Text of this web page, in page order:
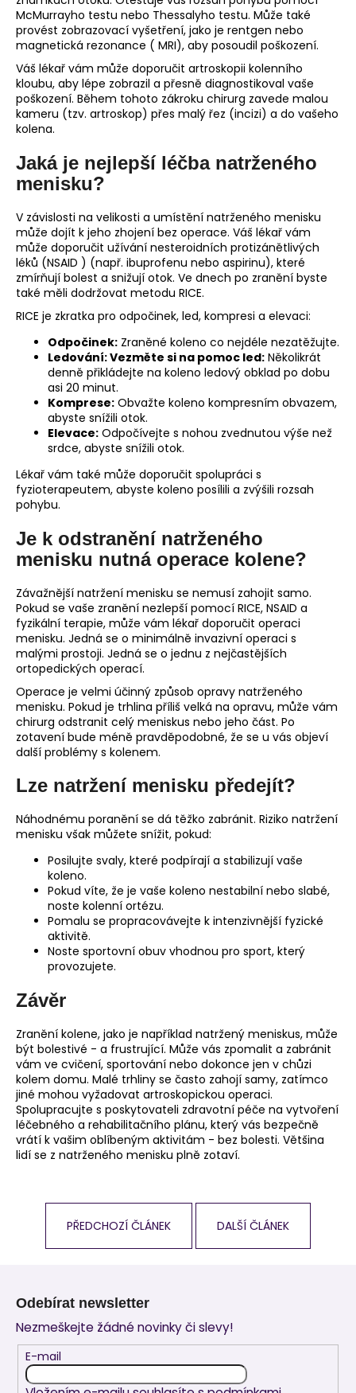
McMurrayho testu nebo Thessalyho testu. Může také
provést zobrazovací vyšetření, jako je rentgen nebo
magnetická rezonance ( MRI), aby posoudil poškození.
Váš lékař vám může doporučit artroskopii kolenního
kloubu, aby lépe zobrazil a přesně diagnostikoval vaše
poškození. Během tohoto zákroku chirurg zavede malou
kameru (tzv. artroskop) přes malý řez (incizi) a do vašeho
kolena.
Jaká je nejlepší léčba natrženého
menisku?
V závislosti na velikosti a umístění natrženého menisku
může dojít k jeho zhojení bez operace. Váš lékař vám
může doporučit užívání nesteroidních protizánětlivých
léků (NSAID ) (např. ibuprofenu nebo aspirinu), které
zmírňují bolest a snižují otok. Ve dnech po zranění byste
také měli dodržovat metodu RICE.
RICE je zkratka pro odpočinek, led, kompresi a elevaci:
Odpočinek: Zraněné koleno co nejdéle nezatěžujte.
Ledování: Vezměte si na pomoc led: Několikrát
denně přikládejte na koleno ledový obklad po dobu
asi 20 minut.
Komprese: Obvažte koleno kompresním obvazem,
abyste snížili otok.
Elevace: Odpočívejte s nohou zvednutou výše než
srdce, abyste snížili otok.
Lékař vám také může doporučit spolupráci s
fyzioterapeutem, abyste koleno posílili a zvýšili rozsah
pohybu.
Je k odstranění natrženého
menisku nutná operace kolene?
Závažnější natržení menisku se nemusí zahojit samo.
Pokud se vaše zranění nezlepší pomocí RICE, NSAID a
fyzikální terapie, může vám lékař doporučit operaci
menisku. Jedná se o minimálně invazivní operaci s
malými prostoji. Jedná se o jednu z nejčastějších
ortopedických operací.
Operace je velmi účinný způsob opravy natrženého
menisku. Pokud je trhlina příliš velká na opravu, může vám
chirurg odstranit celý meniskus nebo jeho část. Po
zotavení bude méně pravděpodobné, že se u vás objeví
další problémy s kolenem.
Lze natržení menisku předejít?
Náhodnému poranění se dá těžko zabránit. Riziko natržení
menisku však můžete snížit, pokud:
Posilujte svaly, které podpírají a stabilizují vaše
koleno.
Pokud víte, že je vaše koleno nestabilní nebo slabé,
noste kolenní ortézu.
Pomalu se propracovávejte k intenzivnější fyzické
aktivitě.
Noste sportovní obuv vhodnou pro sport, který
provozujete.
Závěr
Zranění kolene, jako je například natržený meniskus, může
být bolestivé - a frustrující. Může vás zpomalit a zabránit
vám ve cvičení, sportování nebo dokonce jen v chůzi
kolem domu. Malé trhliny se často zahojí samy, zatímco
jiné mohou vyžadovat artroskopickou operaci.
Spolupracujte s poskytovateli zdravotní péče na vytvoření
léčebného a rehabilitačního plánu, který vás bezpečně
vrátí k vašim oblíbeným aktivitám - bez bolesti. Většina
lidí se z natrženého menisku plně zotaví.
PŘEDCHOZÍ ČLÁNEK DALŠÍ ČLÁNEK
Odebírat newsletter
Nezmeškejte žádné novinky či slevy!
E-mail